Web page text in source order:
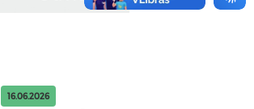
16.06.2026